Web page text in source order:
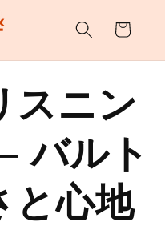
ー
スニン
バルト
と心地